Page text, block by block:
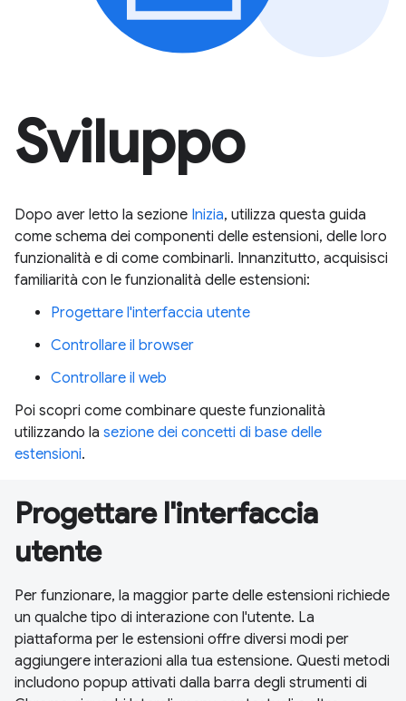
Sviluppo
Dopo aver letto la sezione Inizia, utilizza questa guida
come schema dei componenti delle estensioni, delle loro
funzionalità e di come combinarli. Innanzitutto, acquisisci
familiarità con le funzionalità delle estensioni:
Progettare l'interfaccia utente
Controllare il browser
Controllare il web
Poi scopri come combinare queste funzionalità
utilizzando la sezione dei concetti di base delle
estensioni.
Progettare l'interfaccia
utente
Per funzionare, la maggior parte delle estensioni richiede
un qualche tipo di interazione con l'utente. La
piattaforma per le estensioni offre diversi modi per
aggiungere interazioni alla tua estensione. Questi metodi
includono popup attivati dalla barra degli strumenti di